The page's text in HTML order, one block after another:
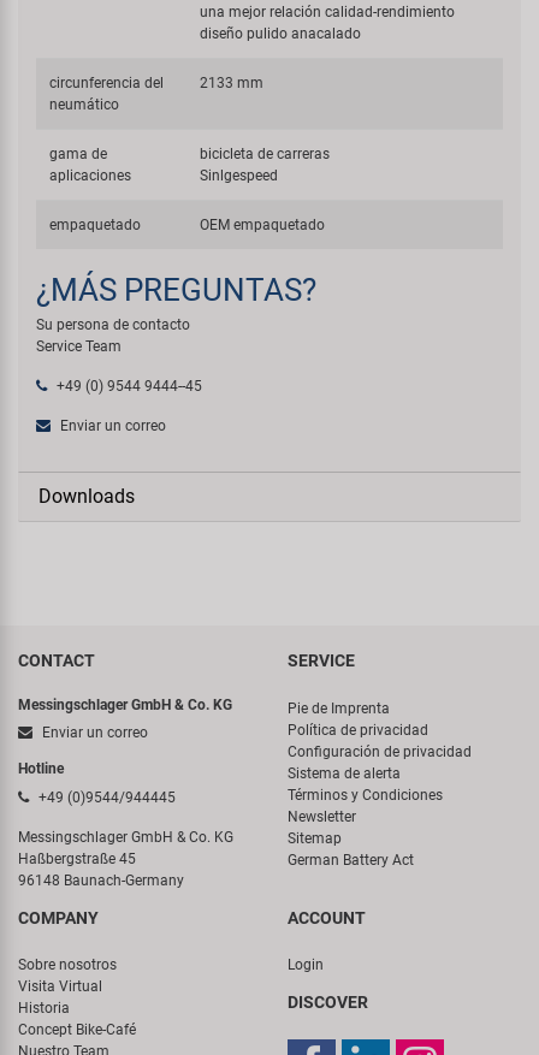
una mejor relación calidad-rendimiento
diseño pulido anacalado
circunferencia del
neumático
2133 mm
gama de
aplicaciones
bicicleta de carreras
Sinlgespeed
empaquetado OEM empaquetado
¿MÁS PREGUNTAS?
Su persona de contacto
Service Team
+49 (0) 9544 9444--45
Enviar un correo
Downloads
CONTACT
Messingschlager GmbH & Co. KG
Enviar un correo
Hotline
+49 (0)9544/944445
Messingschlager GmbH & Co. KG
Haßbergstraße 45
96148 Baunach-Germany
SERVICE
Pie de Imprenta
Política de privacidad
Configuración de privacidad
Sistema de alerta
Términos y Condiciones
Newsletter
Sitemap
German Battery Act
COMPANY
Sobre nosotros
Visita Virtual
Historia
Concept Bike-Café
ACCOUNT
Login
DISCOVER